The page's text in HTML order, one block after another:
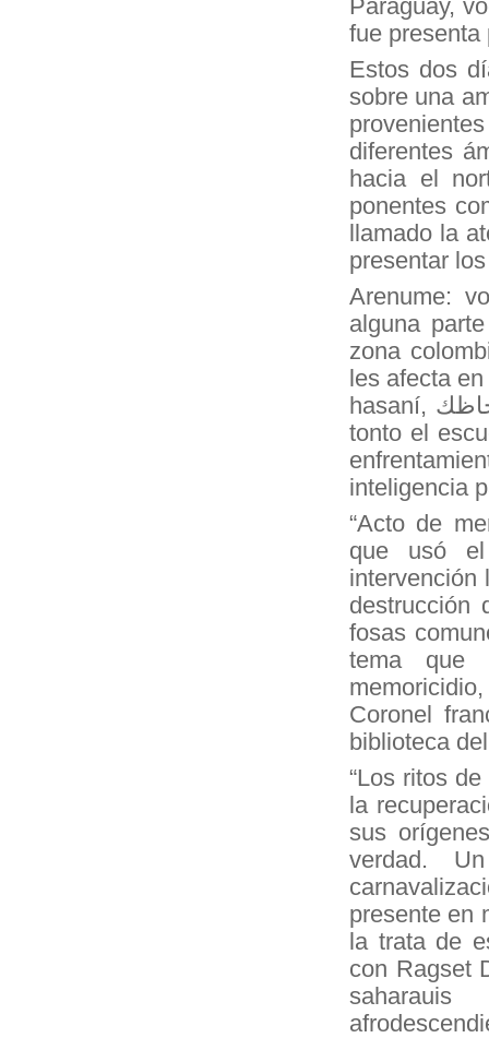
Paraguay,
fue presenta
Estos dos
sobre una
diferentes
hacia el
ponentes
llamado la
presentar
Arenume:
alguna
zona
les afecta
hasaní,
tonto el
inteligencia
“Acto de
que usó
intervención
destrucción
fosas
tema que
Coronel
biblioteca
“Los ritos
la
sus
verdad.
presente en
la trata de
con Ragset